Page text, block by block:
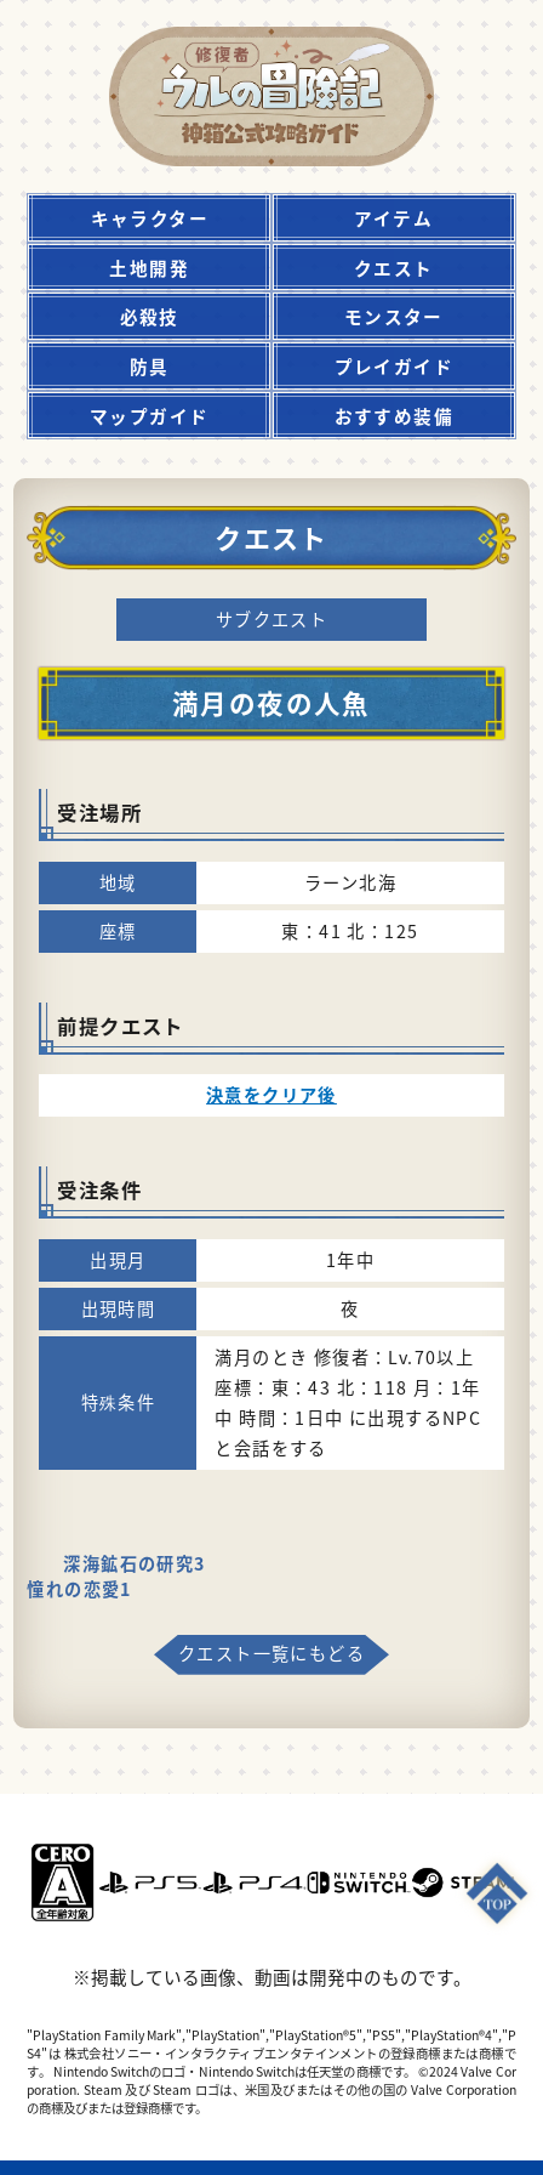
キャラクター
アイテム
土地開発
クエスト
必殺技
モンスター
防具
プレイガイド
マップガイド
おすすめ装備
クエスト
サブクエスト
満月の夜の人魚
受注場所
ラーン北海
東：41 北：125
前提クエスト
決意をクリア後
受注条件
1年中
夜
満月のとき 修復者：Lv.70以上
座標：東：43 北：118 月：1年
中 時間：1日中 に出現するNPC
と会話をする
深海鉱石の研究3
憧れの恋愛1
クエスト一覧にもどる
※掲載している画像、動画は開発中のものです。
"PlayStation Family Mark","PlayStation","PlayStation®5","PS5","PlayStation®4","P
S4"は 株式会社ソニー・インタラクティブエンタテインメントの登録商標または商標で
す。 Nintendo Switchのロゴ・Nintendo Switchは任天堂の商標です。 ©2024 Valve Cor
poration. Steam 及び Steam ロゴは、米国及びまたはその他の国の Valve Corporation
の商標及びまたは登録商標です。